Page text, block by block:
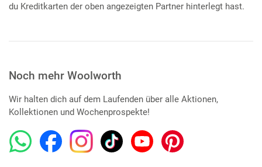
du Kreditkarten der oben angezeigten Partner hinterlegt hast.
Noch mehr Woolworth
Wir halten dich auf dem Laufenden über alle Aktionen,
Kollektionen und Wochenprospekte!